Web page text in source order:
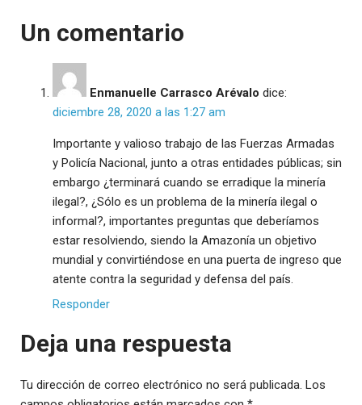
Un comentario
Enmanuelle Carrasco Arévalo dice:
diciembre 28, 2020 a las 1:27 am
Importante y valioso trabajo de las Fuerzas Armadas
y Policía Nacional, junto a otras entidades públicas; sin
embargo ¿terminará cuando se erradique la minería
ilegal?, ¿Sólo es un problema de la minería ilegal o
informal?, importantes preguntas que deberíamos
estar resolviendo, siendo la Amazonía un objetivo
mundial y convirtiéndose en una puerta de ingreso que
atente contra la seguridad y defensa del país.
Responder
Deja una respuesta
Tu dirección de correo electrónico no será publicada. Los